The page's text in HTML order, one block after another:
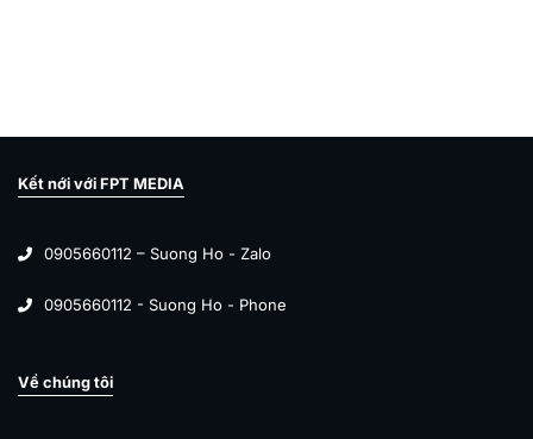
Kết nới với FPT MEDIA
0905660112 – Suong Ho - Zalo
0905660112 - Suong Ho - Phone
Về chúng tôi